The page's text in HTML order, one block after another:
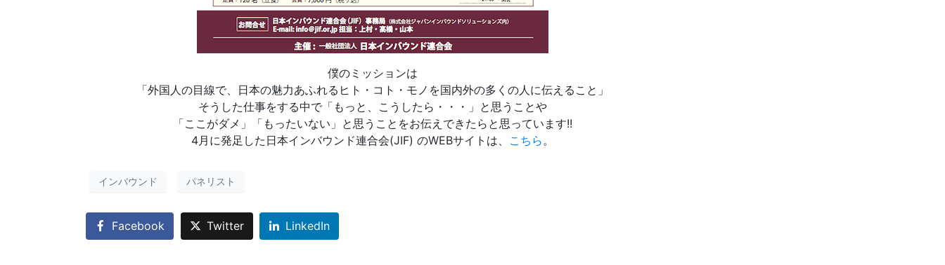
僕のミッションは
「外国人の目線で、日本の魅力あふれるヒト・コト・モノを国内外の多くの人に伝えること」
そうした仕事をする中で「もっと、こうしたら・・・」と思うことや
「ここがダメ」「もったいない」と思うことをお伝えできたらと思っています!!
4月に発足した日本インバウンド連合会(JIF) のWEBサイトは、
こちら 。
インバウンド パネリスト
Facebook Twitter LinkedIn